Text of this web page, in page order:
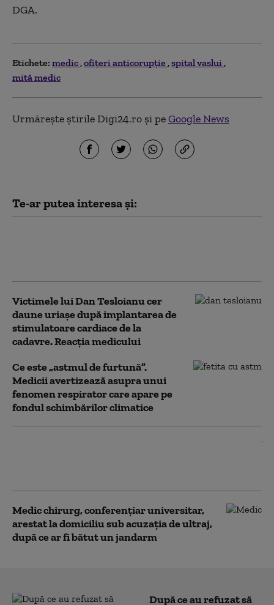
DGA.
Etichete: medic ofiţeri anticorupţie spital vaslui
mită medic
Urmărește știrile Digi24.ro și peGoogle News
Te-ar putea interesa și:
Victimele lui Dan Tesloianu cer
daune uriaşe după implantarea de
stimulatoare cardiace de la
cadavre. Reacția medicului
Ce este „astmul de furtună”.
Medicii avertizează asupra unui
fenomen respirator care apare pe
fondul schimbărilor climatice
Medic chirurg, conferenţiar universitar,
arestat la domiciliu sub acuzaţia de ultraj,
după ce ar fi bătut un jandarm
După ce au refuzat să